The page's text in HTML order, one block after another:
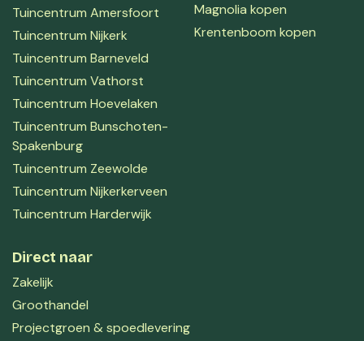
Tuincentrum Amersfoort
Tuincentrum Nijkerk
Tuincentrum Barneveld
Tuincentrum Vathorst
Tuincentrum Hoevelaken
Tuincentrum Bunschoten-
Spakenburg
Tuincentrum Zeewolde
Tuincentrum Nijkerkerveen
Tuincentrum Harderwijk
Magnolia kopen
Krentenboom kopen
Direct naar
Zakelijk
Groothandel
Projectgroen & spoedlevering